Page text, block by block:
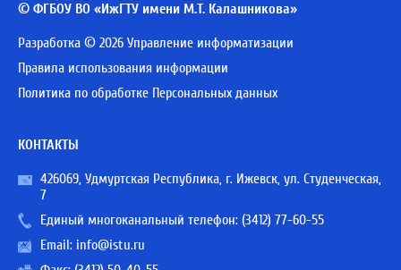
© ФГБОУ ВО «ИжГТУ имени М.Т. Калашникова»
Разработка © 2026 Управление информатизации
Правила использования информации
Политика по обработке Персональных данных
КОНТАКТЫ
426069, Удмуртская Республика, г. Ижевск, ул. Студенческая,
7
Единый многоканальный телефон: (3412) 77-60-55
Email: info@istu.ru